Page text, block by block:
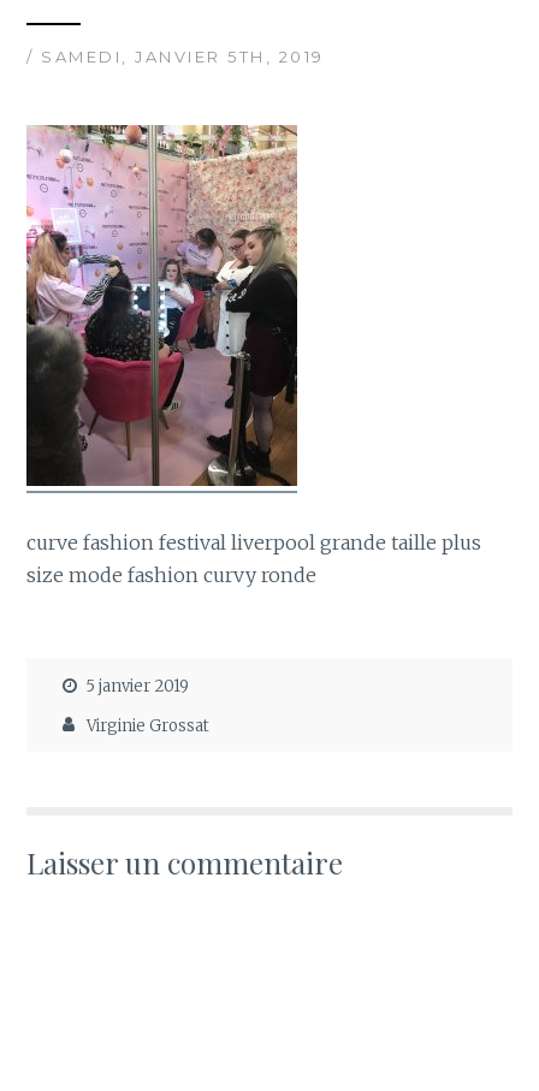
/ SAMEDI, JANVIER 5TH, 2019
curve fashion festival liverpool grande taille plus
size mode fashion curvy ronde
5 janvier 2019
Virginie Grossat
Laisser un commentaire